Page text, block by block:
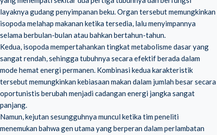
layaknya gudang penyimpanan beku. Organ tersebut memungkinkan
isopoda melahap makanan ketika tersedia, lalu menyimpannya
selama berbulan-bulan atau bahkan bertahun-tahun.
Kedua, isopoda mempertahankan tingkat metabolisme dasar yang
sangat rendah, sehingga tubuhnya secara efektif berada dalam
mode hemat energi permanen. Kombinasi kedua karakteristik
tersebut memungkinkan kebiasaan makan dalam jumlah besar secara
oportunistis berubah menjadi cadangan energi jangka sangat
panjang.
Namun, kejutan sesungguhnya muncul ketika tim peneliti
menemukan bahwa gen utama yang berperan dalam perlambatan